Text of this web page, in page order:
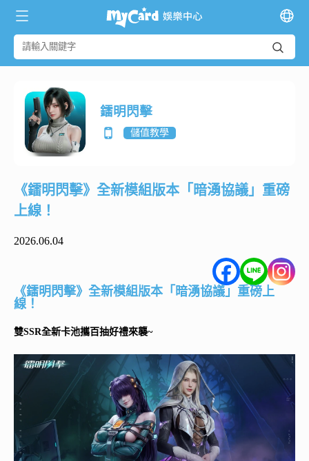
鐳明閃擊
儲值教學
《鐳明閃擊》全新模組版本「暗湧協議」重磅
上線！
2026.06.04
《鐳明閃擊》全新模組版本「暗湧協議」重磅上
線！
雙SSR全新卡池攜百抽好禮來襲~